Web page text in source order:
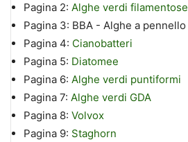
Pagina 2: Alghe verdi filamentose
Pagina 3: BBA - Alghe a pennello
Pagina 4: Cianobatteri
Pagina 5: Diatomee
Pagina 6: Alghe verdi puntiformi
Pagina 7: Alghe verdi GDA
Pagina 8: Volvox
Pagina 9: Staghorn